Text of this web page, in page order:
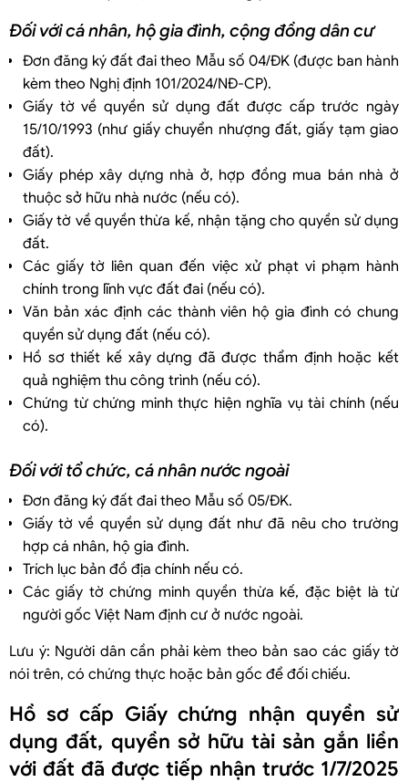
Đối với cá nhân, hộ gia đình, cộng đồng dân cư
Đơn đăng ký đất đai theo Mẫu số 04/ĐK (được ban hành
kèm theo Nghị định 101/2024/NĐ-CP).
Giấy tờ về quyền sử dụng đất được cấp trước ngày
15/10/1993 (như giấy chuyển nhượng đất, giấy tạm giao
đất).
Giấy phép xây dựng nhà ở, hợp đồng mua bán nhà ở
thuộc sở hữu nhà nước (nếu có).
Giấy tờ về quyền thừa kế, nhận tặng cho quyền sử dụng
đất.
Các giấy tờ liên quan đến việc xử phạt vi phạm hành
chính trong lĩnh vực đất đai (nếu có).
Văn bản xác định các thành viên hộ gia đình có chung
quyền sử dụng đất (nếu có).
Hồ sơ thiết kế xây dựng đã được thẩm định hoặc kết
quả nghiệm thu công trình (nếu có).
Chứng từ chứng minh thực hiện nghĩa vụ tài chính (nếu
có).
Đối với tổ chức, cá nhân nước ngoài
Đơn đăng ký đất đai theo Mẫu số 05/ĐK.
Giấy tờ về quyền sử dụng đất như đã nêu cho trường
hợp cá nhân, hộ gia đình.
Trích lục bản đồ địa chính nếu có.
Các giấy tờ chứng minh quyền thừa kế, đặc biệt là từ
người gốc Việt Nam định cư ở nước ngoài.
Lưu ý: Người dân cần phải kèm theo bản sao các giấy tờ
nói trên, có chứng thực hoặc bản gốc để đối chiếu.
Hồ sơ cấp Giấy chứng nhận quyền sử
dụng đất, quyền sở hữu tài sản gắn liền
với đất đã được tiếp nhận trước 1/7/2025